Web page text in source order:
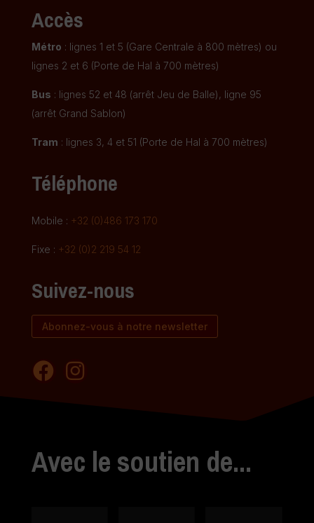
Accès
Métro : lignes 1 et 5 (Gare Centrale à 800 mètres) ou
lignes 2 et 6 (Porte de Hal à 700 mètres)
Bus : lignes 52 et 48 (arrêt Jeu de Balle), ligne 95
(arrêt Grand Sablon)
Tram : lignes 3, 4 et 51 (Porte de Hal à 700 mètres)
Téléphone
Mobile : +32 (0)486 173 170
Fixe : +32 (0)2 219 54 12
Suivez-nous
Abonnez-vous à notre newsletter
Avec le soutien de...